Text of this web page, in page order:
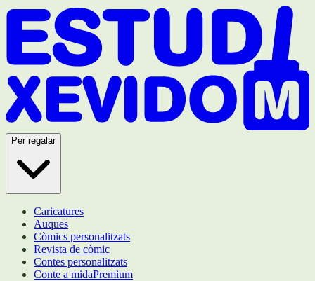
Per regalar
Caricatures
Auques
Còmics personalitzats
Revista de còmic
Contes personalitzats
Conte a midaPremium